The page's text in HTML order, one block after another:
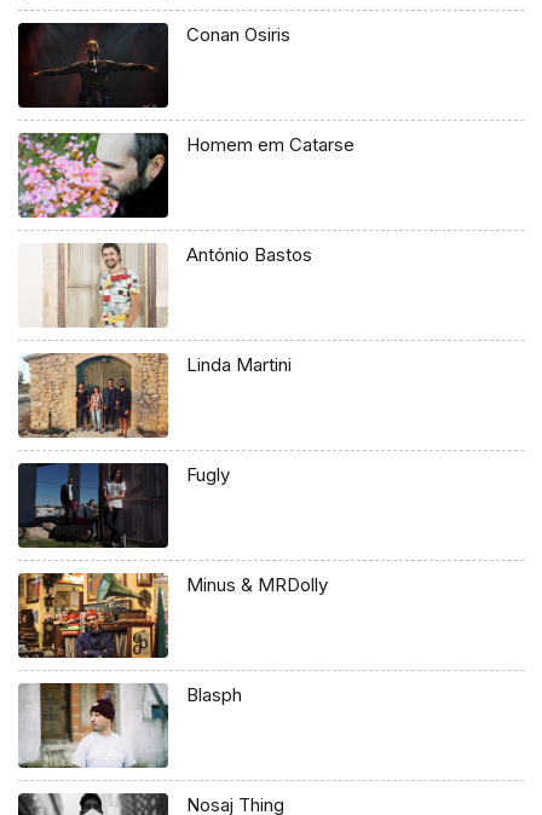
Conan Osiris
Homem em Catarse
António Bastos
Linda Martini
Fugly
Minus & MRDolly
Blasph
Nosaj Thing